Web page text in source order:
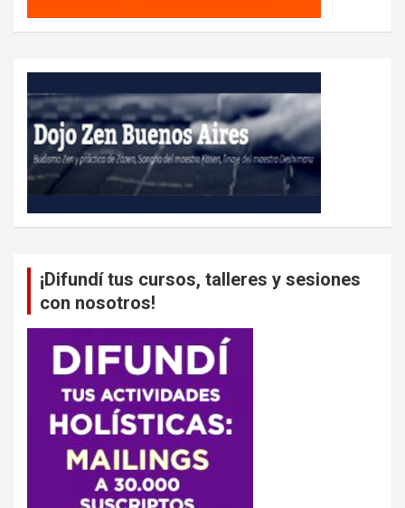
¡Difundí tus cursos, talleres y sesiones
con nosotros!